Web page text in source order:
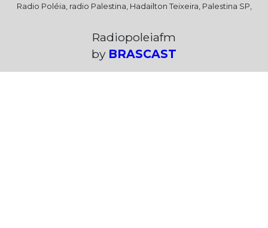
Radio Poléia, radio Palestina, Hadailton Teixeira, Palestina SP,
Radiopoleiafm
by BRASCAST